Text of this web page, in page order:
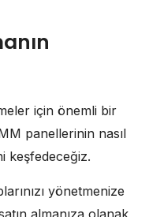
için önemli bir
panellerinin nasıl
keşfedeceğiz.
yönetmenize
almanıza olanak